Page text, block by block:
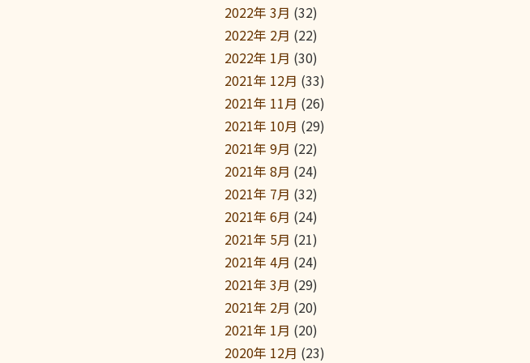
2022年 3月 (32)
2022年 2月 (22)
2022年 1月 (30)
2021年 12月 (33)
2021年 11月 (26)
2021年 10月 (29)
2021年 9月 (22)
2021年 8月 (24)
2021年 7月 (32)
2021年 6月 (24)
2021年 5月 (21)
2021年 4月 (24)
2021年 3月 (29)
2021年 2月 (20)
2021年 1月 (20)
2020年 12月 (23)